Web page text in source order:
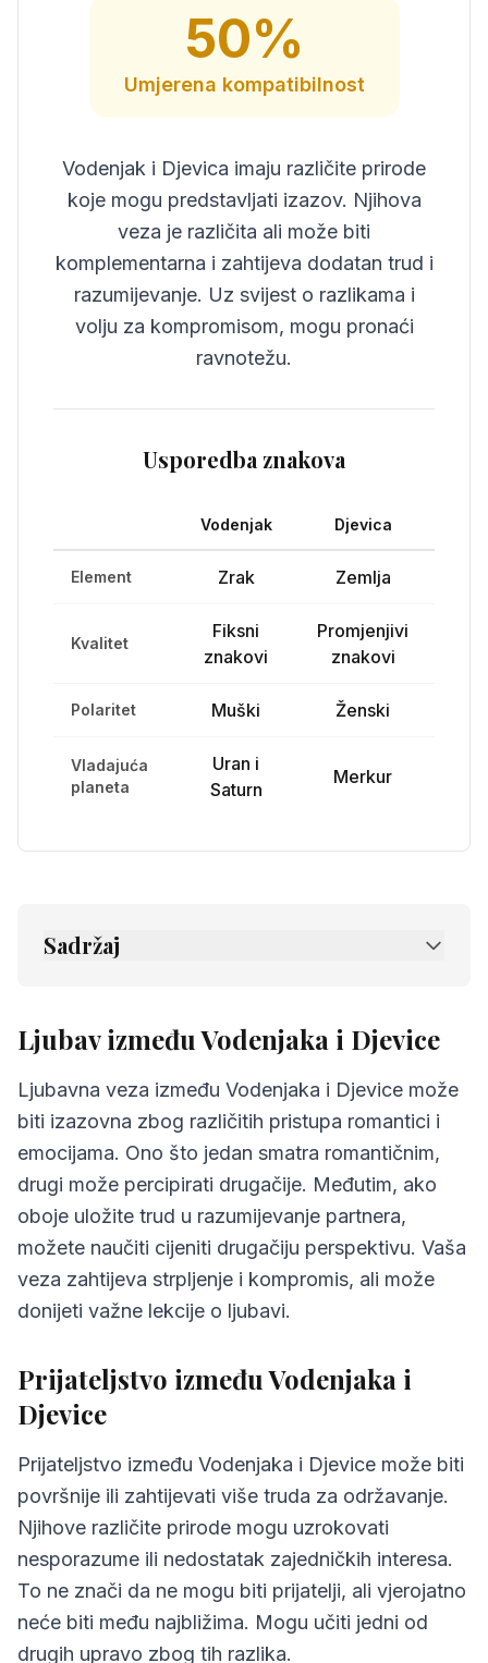
50%
Umjerena kompatibilnost
Vodenjak i Djevica imaju različite prirode
koje mogu predstavljati izazov. Njihova
veza je različita ali može biti
komplementarna i zahtijeva dodatan trud i
razumijevanje. Uz svijest o razlikama i
volju za kompromisom, mogu pronaći
ravnotežu.
Usporedba znakova
Vodenjak Djevica
Element Zrak Zemlja
Kvalitet
Fiksni
znakovi
Promjenjivi
znakovi
Polaritet Muški Ženski
Vladajuća
planeta
Uran i
Saturn
Merkur
Sadržaj
Izazovi u odnosu Vodenjaka i Djevice
5. Savjeti za Vodenjaka i Djevice
6.
Najčešća pitanja o kompatibilnosti
Ljubav između Vodenjaka i Djevice
Ljubavna veza između Vodenjaka i Djevice može
biti izazovna zbog različitih pristupa romantici i
emocijama. Ono što jedan smatra romantičnim,
drugi može percipirati drugačije. Međutim, ako
oboje uložite trud u razumijevanje partnera,
možete naučiti cijeniti drugačiju perspektivu. Vaša
veza zahtijeva strpljenje i kompromis, ali može
donijeti važne lekcije o ljubavi.
Prijateljstvo između Vodenjaka i
Djevice
Prijateljstvo između Vodenjaka i Djevice može biti
površnije ili zahtijevati više truda za održavanje.
Njihove različite prirode mogu uzrokovati
nesporazume ili nedostatak zajedničkih interesa.
To ne znači da ne mogu biti prijatelji, ali vjerojatno
neće biti među najbližima. Mogu učiti jedni od
drugih upravo zbog tih razlika.